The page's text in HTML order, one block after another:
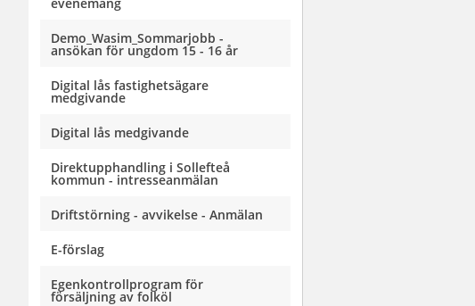
Demo_Wasim_Sommarjobb -
ansökan för ungdom 15 - 16 år
Digital lås fastighetsägare
medgivande
Digital lås medgivande
Direktupphandling i Sollefteå
kommun - intresseanmälan
Driftstörning - avvikelse - Anmälan
E-förslag
Egenkontrollprogram för
försäljning av folköl